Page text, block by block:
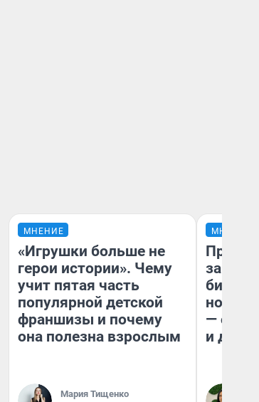
МНЕНИЕ
«Игрушки больше не
герои истории». Чему
учит пятая часть
популярной детской
франшизы и почему
она полезна взрослым
Мария Тищенко
МНЕНИЕ
новый
— он
и даже